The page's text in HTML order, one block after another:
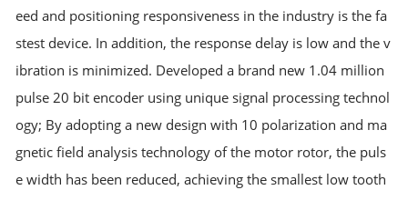
eed and positioning responsiveness in the industry is the fa
stest device. In addition, the response delay is low and the v
ibration is minimized. Developed a brand new 1.04 million
pulse 20 bit encoder using unique signal processing technol
ogy; By adopting a new design with 10 polarization and ma
gnetic field analysis technology of the motor rotor, the puls
e width has been reduced, achieving the smallest low tooth